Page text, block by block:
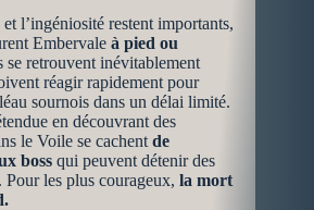
l’ingéniosité restent importants,
Embervale à pied ou
se retrouvent inévitablement
réagir rapidement pour
sournois dans un délai limité.
en découvrant des
le Voile se cachent de
boss qui peuvent détenir des
Pour les plus courageux, la mort